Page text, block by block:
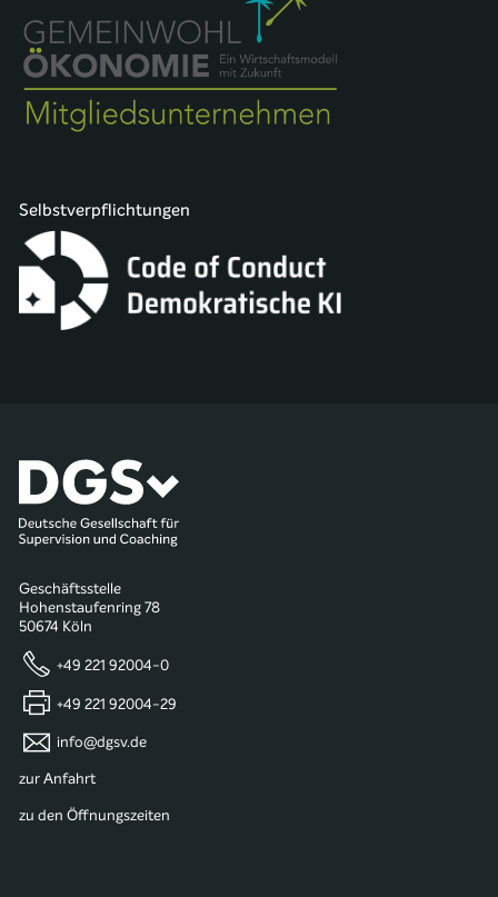
Selbstverpflichtungen
Geschäftsstelle
Hohenstaufenring 78
50674 Köln
+49 221 92004-0
+49 221 92004-29
info@dgsv.de
zur Anfahrt
zu den Öffnungszeiten